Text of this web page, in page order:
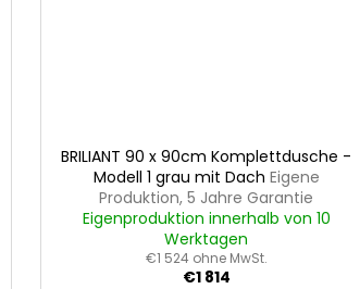
BRILIANT 90 x 90cm Komplettdusche -
Modell 1 grau mit Dach Eigene
Produktion, 5 Jahre Garantie
Eigenproduktion innerhalb von 10
Werktagen
€1 524 ohne MwSt.
€1 814